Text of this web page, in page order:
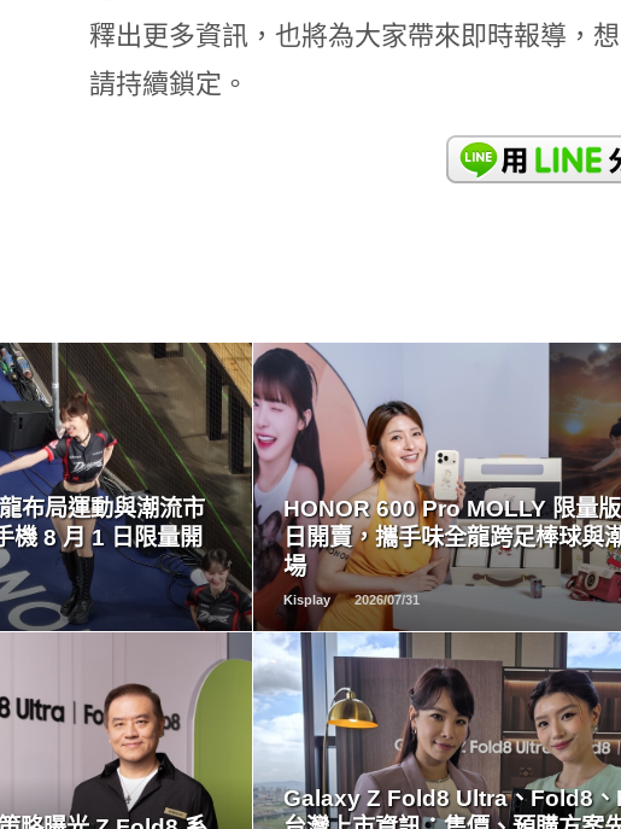
釋出更多資訊，也將為大家帶來即時報導，
請持續鎖定。
布局運動與潮流市
機 8 月 1 日限量開
READ
HONOR 600 Pro MOLLY 限量
日開賣，攜手味全龍跨足棒球與
場
Kisplay 2026/07/31
READ
MORE
Galaxy Z Fold8 Ultra、Fold8
READ
MORE